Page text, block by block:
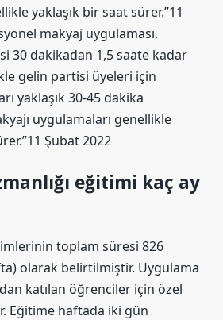
yaklaşık bir saat sürer.”11
makyaj uygulaması.
30 dakikadan 1,5 saate kadar
gelin partisi üyeleri için
yaklaşık 30-45 dakika
uygulamaları genellikle
Şubat 2022
eğitimi kaç ay
toplam süresi 826
olarak belirtilmiştir. Uygulama
katılan öğrenciler için özel
Eğitime haftada iki gün